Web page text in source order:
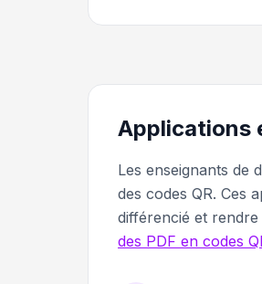
Applications
Les enseignants de
des codes QR. Ces
différencié et
des PDF en codes